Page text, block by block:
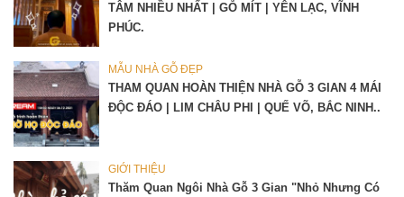
TÂM NHIỀU NHẤT | GỖ MÍT | YÊN LẠC, VĨNH
PHÚC.
MẪU NHÀ GỖ ĐẸP
THAM QUAN HOÀN THIỆN NHÀ GỖ 3 GIAN 4 MÁI
ĐỘC ĐÁO | LIM CHÂU PHI | QUẾ VÕ, BẮC NINH..
GIỚI THIỆU
Thăm Quan Ngôi Nhà Gỗ 3 Gian "nhỏ Nhưng Có